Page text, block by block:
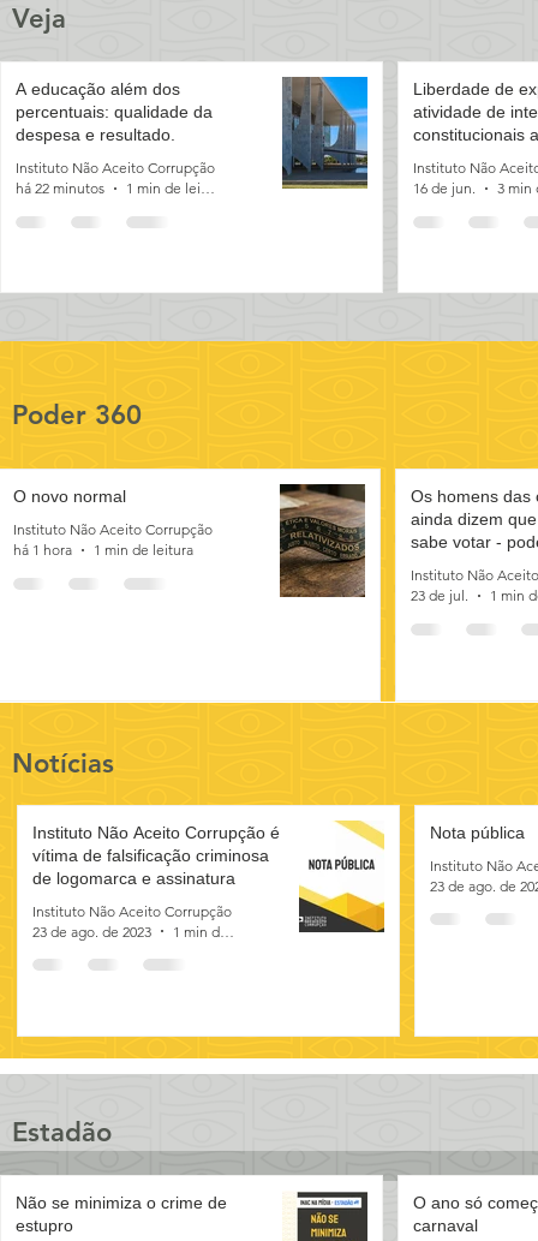
Veja
A educação além dos
percentuais: qualidade da
despesa e resultado.
Instituto Não Aceito Corrupção
há 22 minutos
1 min de leitura
Liberdade de
atividade de
constitucionais
Instituto Não
16 de jun.
3 min
Poder 360
O novo normal
Instituto Não Aceito Corrupção
há 1 hora
1 min de leitura
Os homens das
ainda dizem
sabe votar -
Instituto Não
23 de jul.
1 min
Notícias
Instituto Não Aceito Corrupção é
vítima de falsificação criminosa
de logomarca e assinatura
Instituto Não Aceito Corrupção
23 de ago. de 2023
Nota pública
Instituto Não
23 de ago. de
Outros Veículos
Estadão
Não se minimiza o crime de
estupro
O ano só
carnaval